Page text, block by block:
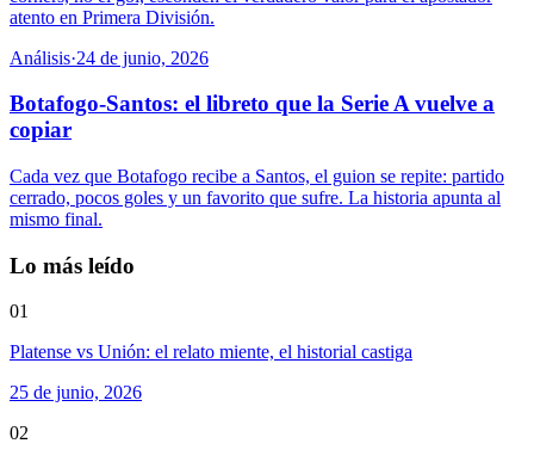
atento en Primera División.
Análisis·24 de junio, 2026
Botafogo-Santos: el libreto que la Serie A vuelve a
copiar
Cada vez que Botafogo recibe a Santos, el guion se repite: partido
cerrado, pocos goles y un favorito que sufre. La historia apunta al
mismo final.
Lo más leído
01
Platense vs Unión: el relato miente, el historial castiga
25 de junio, 2026
02